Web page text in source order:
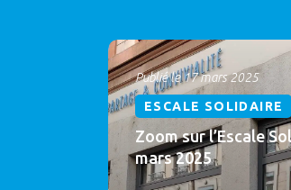
Publié le 17 mars 2025
ESCALE SOLIDAIRE
Zoom sur l’Escale
mars 2025